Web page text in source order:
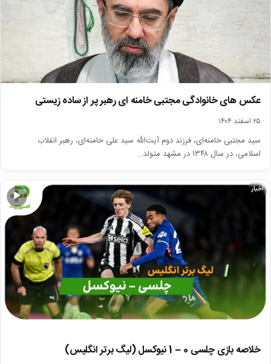
عکس های خانوادگی مجتبی خامنه ای رهبر پر از ساده زیستی
۲۵ اسفند ۱۴۰۴
سید مجتبی خامنه‌ای، فرزند دوم آیت‌الله سید علی خامنه‌ای، رهبر انقلاب
اسلامی، در سال ۱۳۴۸ در مشهد متولد…
▶
اخبار
خلاصه بازی چلسی 0 – 1 نیوکسل (لیگ برتر انگلیس)